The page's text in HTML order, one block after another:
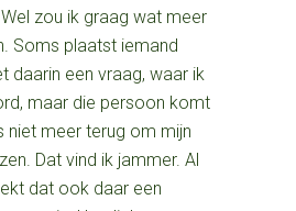
zou ik graag wat meer
Soms plaatst iemand
daarin een vraag, waar ik
maar die persoon komt
niet meer terug om mijn
Dat vind ik jammer. Al
dat ook daar een